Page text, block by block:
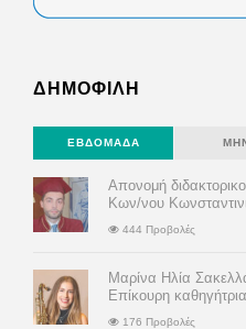
ΔΗΜΟΦΙΛΗ
ΕΒΔΟΜΆΔΑ
Απονομή
Κων/νου
444 Προβολές
Μαρίνα Ηλία
Επίκουρη
176 Προβολές